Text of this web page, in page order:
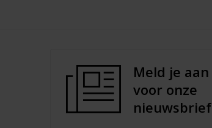
Meld je aan
voor onze
nieuwsbrief